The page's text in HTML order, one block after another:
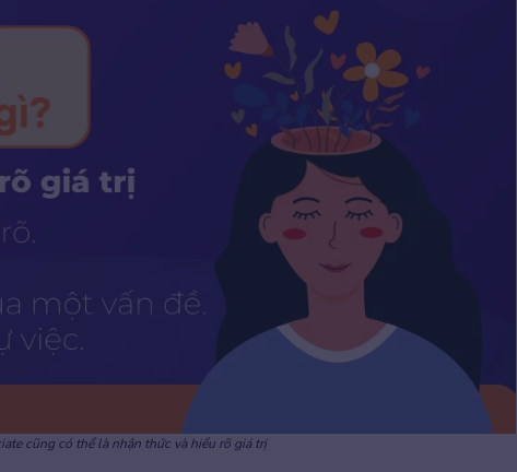
cũng có thể là nhận thức và hiểu rõ giá trị